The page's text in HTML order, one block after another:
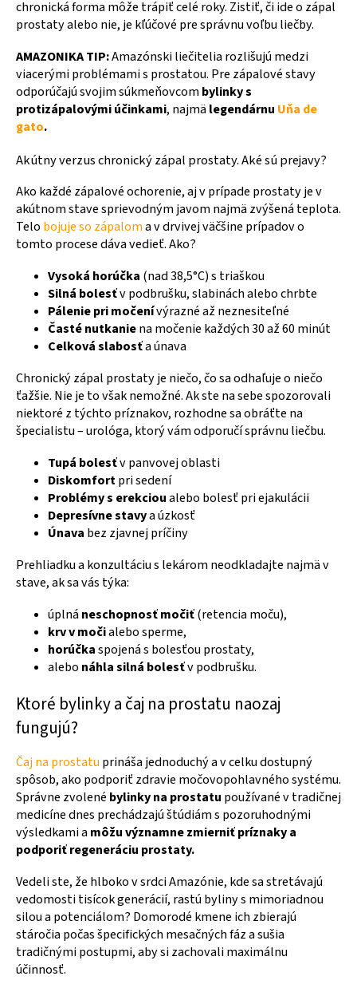
chronická forma môže trápiť celé roky. Zistiť, či ide o zápal
prostaty alebo nie, je kľúčové pre správnu voľbu liečby.
AMAZONIKA TIP:Amazónski liečitelia rozlišujú medzi
viacerými problémami s prostatou. Pre zápalové stavy
odporúčajú svojim súkmeňovcombylinky s
protizápalovými účinkami, najmälegendárnu Uňa de
gato.
Akútny verzus chronický zápal prostaty. Aké sú prejavy?
Ako každé zápalové ochorenie, aj v prípade prostaty je v
akútnom stave sprievodným javom najmä zvýšená teplota.
Telo bojuje so zápaloma v drvivej väčšine prípadov o
tomto procese dáva vedieť. Ako?
Vysoká horúčka (nad 38,5°C) s triaškou
Silná bolesťv podbrušku, slabinách alebo chrbte
Pálenie pri močenívýrazné až neznesiteľné
Časté nutkaniena močenie každých 30 až 60 minút
Celková slabosťa únava
Chronický zápal prostaty je niečo, čo sa odhaľuje o niečo
ťažšie. Nie je to však nemožné. Ak ste na sebe spozorovali
niektoré z týchto príznakov, rozhodne sa obráťte na
špecialistu – urológa, ktorý vám odporučí správnu liečbu.
Tupá bolesťv panvovej oblasti
Diskomfortpri sedení
Problémy s erekcioualebo bolesť pri ejakulácii
Depresívne stavya úzkosť
Únava bez zjavnej príčiny
Prehliadku a konzultáciu s lekárom neodkladajte najmä v
stave, ak sa vás týka:
úplnáneschopnosť močiť(retencia moču),
krv v močialebo sperme,
horúčkaspojená s bolesťou prostaty,
alebo náhla silná bolesťv podbrušku.
Ktoré bylinky a čaj na prostatu naozaj
fungujú?
Čaj na prostatuprináša jednoduchý a v celku dostupný
spôsob, ako podporiť zdravie močovopohlavného systému.
Správne zvolené bylinky na prostatu používané v tradičnej
medicíne dnes prechádzajú štúdiám s pozoruhodnými
výsledkami amôžu významne zmierniť príznaky a
podporiť regeneráciu prostaty.
Vedeli ste, že hlboko v srdci Amazónie, kde sa stretávajú
vedomosti tisícok generácií, rastú byliny s mimoriadnou
silou a potenciálom? Domorodé kmene ich zbierajú
stáročia počas špecifických mesačných fáz a sušia
tradičnými postupmi, aby si zachovali maximálnu
účinnosť.